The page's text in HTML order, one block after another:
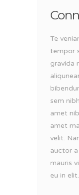
Te
tempor
gravida
sem
amet
amet
velit.
auctor
mauris
eu in elit.